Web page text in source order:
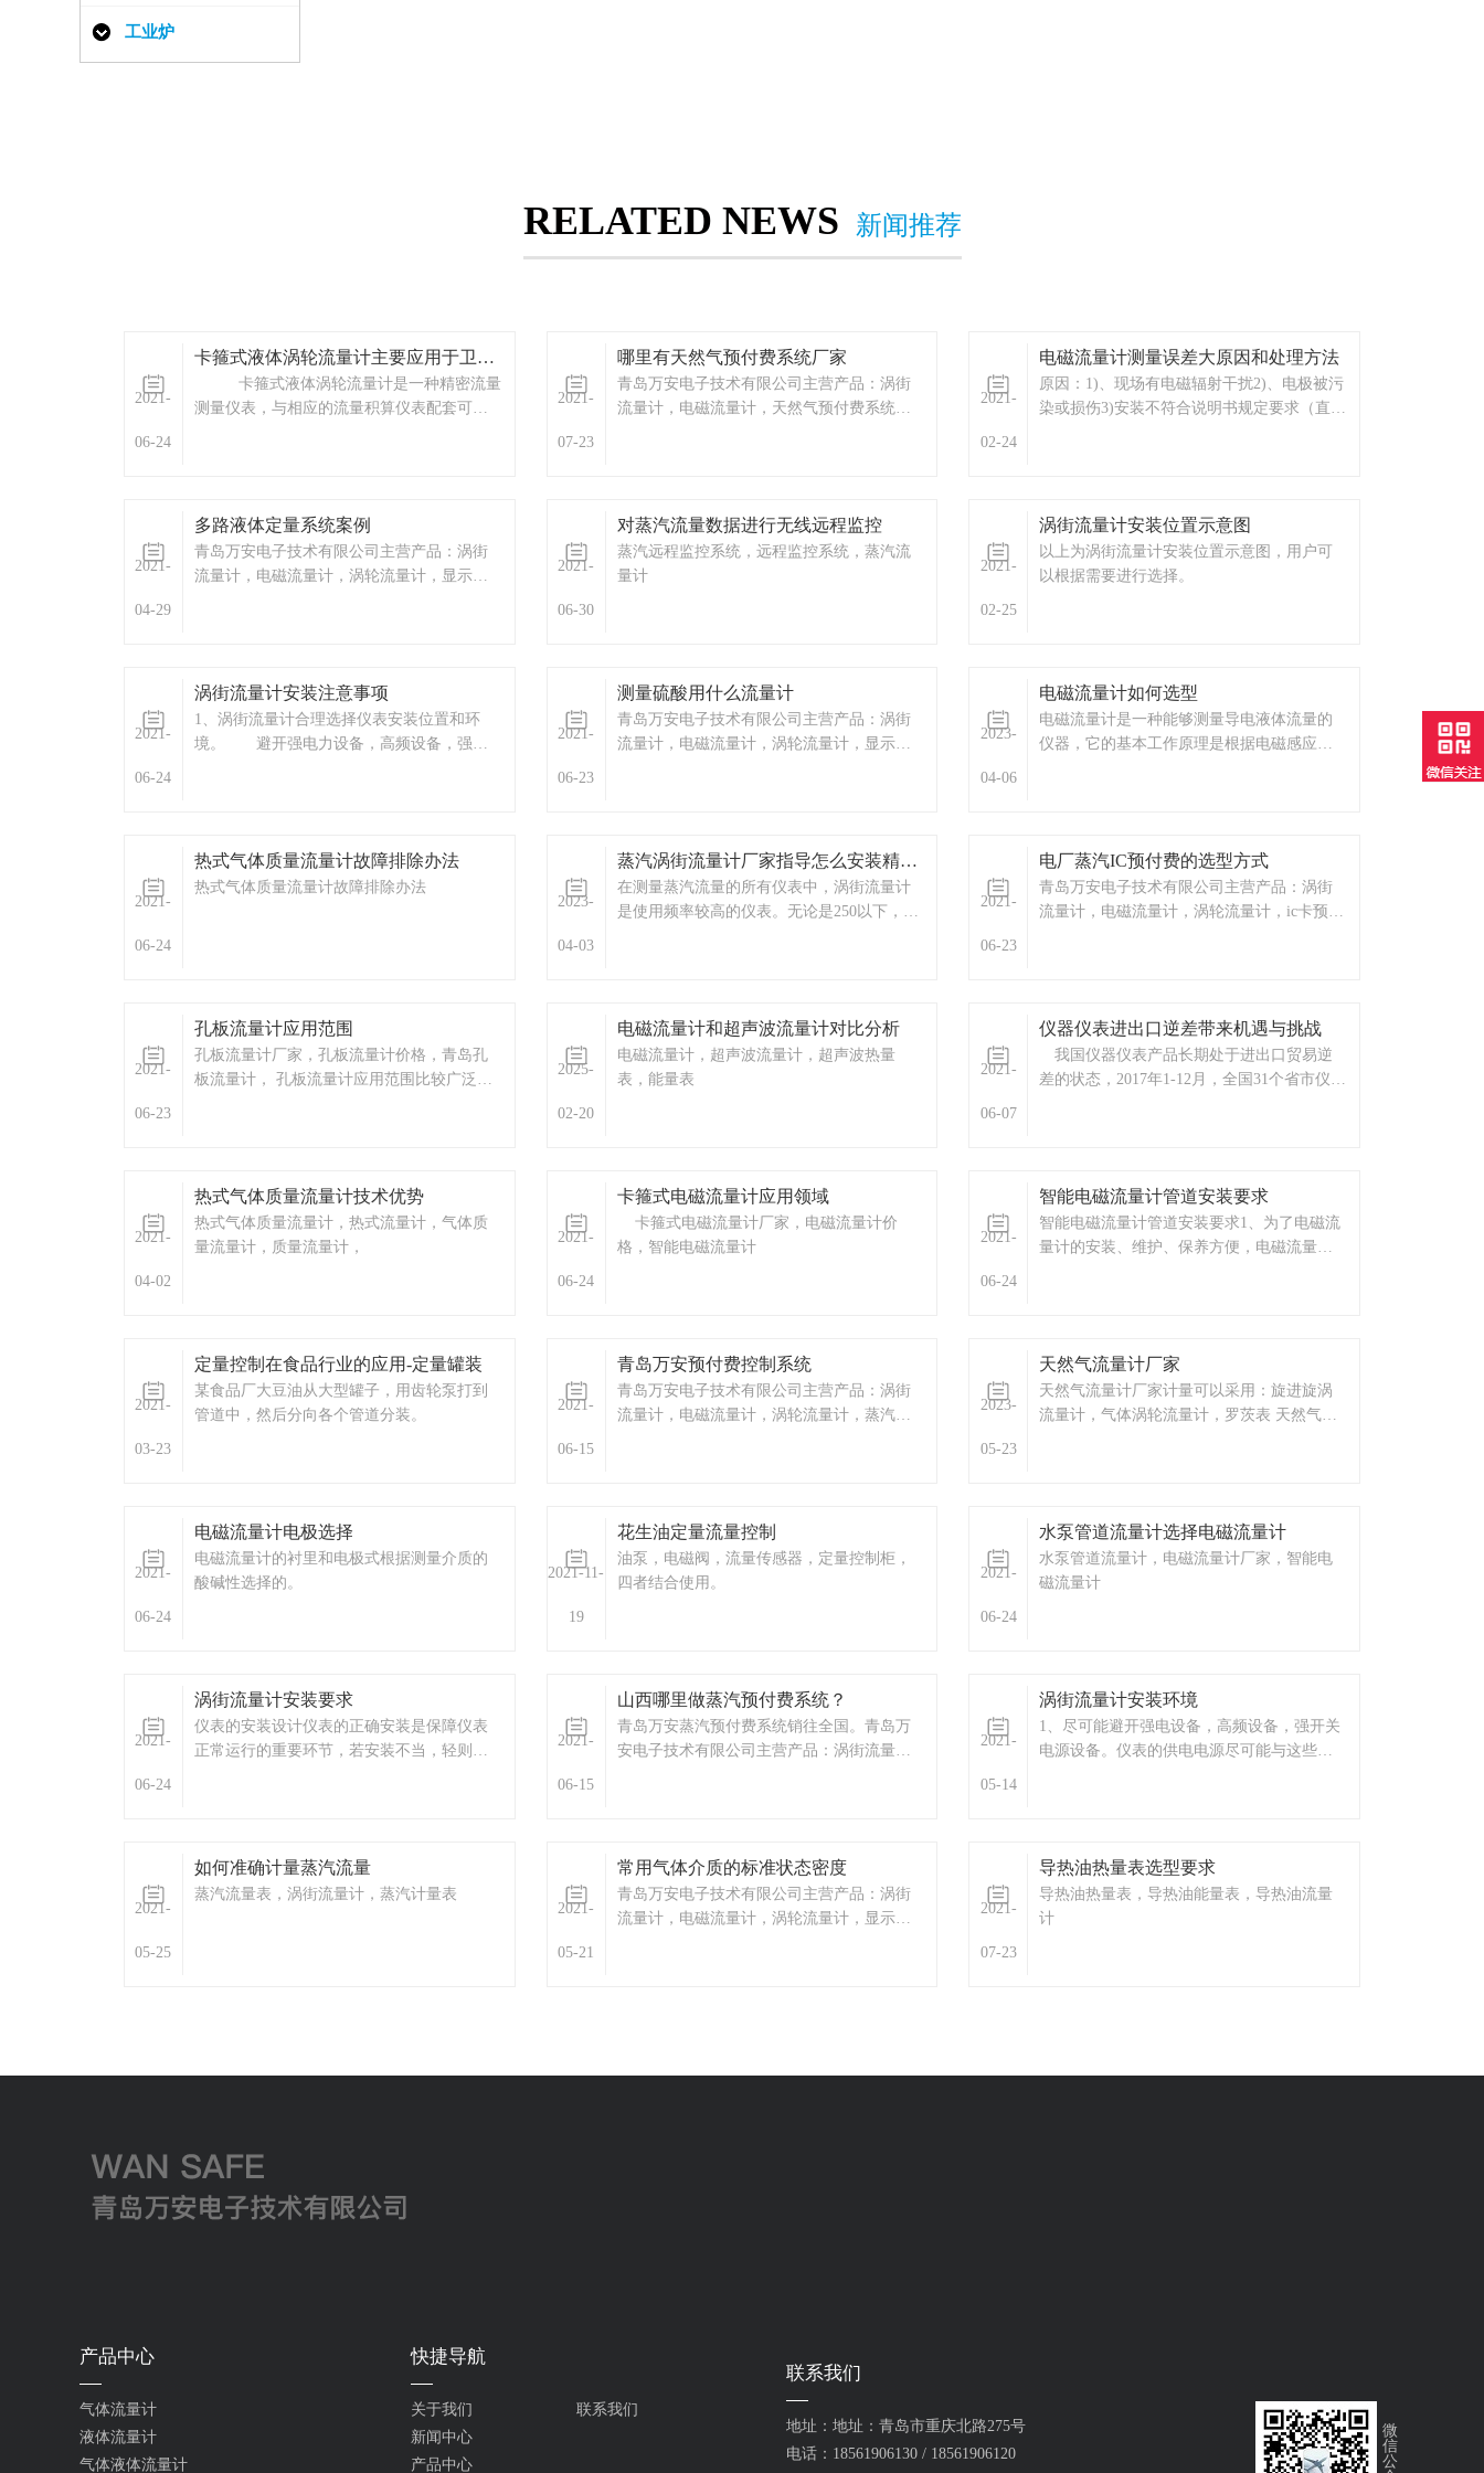
工业炉
RELATED NEWS 新闻推荐
2021-
06-24
卡箍式液体涡轮流量计主要应用于卫生要求高行业
卡箍式液体涡轮流量计是一种精密流量
测量仪表，与相应的流量积算仪表配套可用
2021-
07-23
哪里有天然气预付费系统厂家
青岛万安电子技术有限公司主营产品：涡街
流量计，电磁流量计，天然气预付费系统，
2021-
02-24
电磁流量计测量误差大原因和处理方法
原因：1)、现场有电磁辐射干扰2)、电极被污
染或损伤3)安装不符合说明书规定要求（直管
2021-
04-29
多路液体定量系统案例
青岛万安电子技术有限公司主营产品：涡街
流量计，电磁流量计，涡轮流量计，显示仪
2021-
06-30
对蒸汽流量数据进行无线远程监控
蒸汽远程监控系统，远程监控系统，蒸汽流
量计
2021-
02-25
涡街流量计安装位置示意图
以上为涡街流量计安装位置示意图，用户可
以根据需要进行选择。
2021-
06-24
涡街流量计安装注意事项
1、涡街流量计合理选择仪表安装位置和环
境。 避开强电力设备，高频设备，强电
弯头，则：上游直管
2021-
06-23
测量硫酸用什么流量计
青岛万安电子技术有限公司主营产品：涡街
流量计，电磁流量计，涡轮流量计，显示仪
2023-
04-06
电磁流量计如何选型
电磁流量计是一种能够测量导电液体流量的
仪器，它的基本工作原理是根据电磁感应定
量这个信号可以得到流体的流量大小。
2021-
06-24
热式气体质量流量计故障排除办法
热式气体质量流量计故障排除办法
2023-
04-03
蒸汽涡街流量计厂家指导怎么安装精度比较高呢？
在测量蒸汽流量的所有仪表中，涡街流量计
是使用频率较高的仪表。无论是250以下，还
况和大家聊聊涡街流量计的安装注意事项。
希望每一个用户在使用涡街流量计当中，都
争取达到良好的效果。从而能节省费用的开
强腐蚀 环...
2021-
06-23
电厂蒸汽IC预付费的选型方式
青岛万安电子技术有限公司主营产品：涡街
流量计，电磁流量计，涡轮流量计，ic卡预付
2021-
06-23
孔板流量计应用范围
孔板流量计厂家，孔板流量计价格，青岛孔
板流量计， 孔板流量计应用范围比较广泛工
常生活等国民经济各个领域。能源计量能源
分为一次能源（煤炭、原油、煤层气、
2025-
02-20
电磁流量计和超声波流量计对比分析
电磁流量计，超声波流量计，超声波热量
表，能量表
2021-
06-07
仪器仪表进出口逆差带来机遇与挑战
我国仪器仪表产品长期处于进出口贸易逆
差的状态，2017年1-12月，全国31个省市仪器
2021-
04-02
热式气体质量流量计技术优势
热式气体质量流量计，热式流量计，气体质
量流量计，质量流量计，
2021-
06-24
卡箍式电磁流量计应用领域
卡箍式电磁流量计厂家，电磁流量计价
格，智能电磁流量计
2021-
06-24
智能电磁流量计管道安装要求
智能电磁流量计管道安装要求1、为了电磁流
量计的安装、维护、保养方便，电磁流量计
置4、避免流量计。
2021-
03-23
定量控制在食品行业的应用-定量罐装
某食品厂大豆油从大型罐子，用齿轮泵打到
管道中，然后分向各个管道分装。
2021-
06-15
青岛万安预付费控制系统
青岛万安电子技术有限公司主营产品：涡街
流量计，电磁流量计，涡轮流量计，蒸汽预
话：0532-677
2023-
05-23
天然气流量计厂家
天然气流量计厂家计量可以采用：旋进旋涡
流量计，气体涡轮流量计，罗茨表 天然气流
体积小，重量轻，压力损失小，操作简单，
维修方便等优点，温压补偿仪表可集流量，
温度，压力检测功能于一体，并能进行温
想气体流量...
2021-
06-24
电磁流量计电极选择
电磁流量计的衬里和电极式根据测量介质的
酸碱性选择的。
2021-11-
19
花生油定量流量控制
油泵，电磁阀，流量传感器，定量控制柜，
四者结合使用。
2021-
06-24
水泵管道流量计选择电磁流量计
水泵管道流量计，电磁流量计厂家，智能电
磁流量计
2021-
06-24
涡街流量计安装要求
仪表的安装设计仪表的正确安装是保障仪表
正常运行的重要环节，若安装不当，轻则影
2021-
06-15
山西哪里做蒸汽预付费系统？
青岛万安蒸汽预付费系统销往全国。青岛万
安电子技术有限公司主营产品：涡街流量
自动化项目。欢迎来电
2021-
05-14
涡街流量计安装环境
1、尽可能避开强电设备，高频设备，强开关
电源设备。仪表的供电电源尽可能与这些设
避免安装在震动
2021-
05-25
如何准确计量蒸汽流量
蒸汽流量表，涡街流量计，蒸汽计量表
2021-
05-21
常用气体介质的标准状态密度
青岛万安电子技术有限公司主营产品：涡街
流量计，电磁流量计，涡轮流量计，显示仪
2021-
07-23
导热油热量表选型要求
导热油热量表，导热油能量表，导热油流量
计
产品中心
气体流量计
液体流量计
气体液体流量计
快捷导航
关于我们
新闻中心
产品中心
联系我们
联系我们
地址：地址：青岛市重庆北路275号
电话：18561906130 / 18561906120